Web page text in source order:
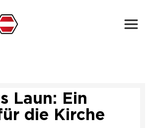
Laun: Ein
die Kirche